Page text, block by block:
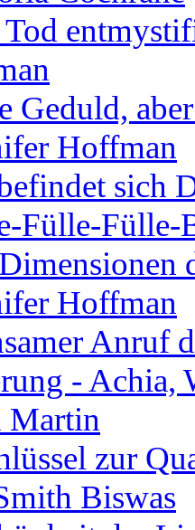
Geduld,
Hoffman
sich
Fülle-Fülle-
Hoffman
Anruf
- Achia,
Martin
zur
Biswas